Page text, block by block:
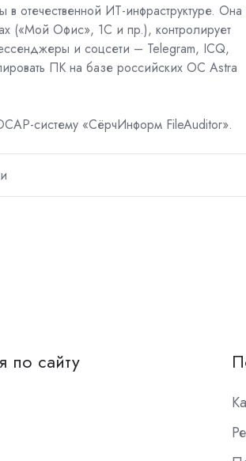
отечественной ИТ-инфраструктуре. Она
(«Мой Офис», 1C и пр.), контролирует
и соцсети – Telegram, ICQ,
ПК на базе российских ОС Astra
систему «СёрчИнформ FileAuditor».
по сайту